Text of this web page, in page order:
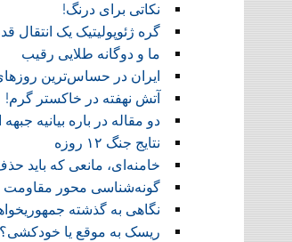
نکاتی برای درنگ!
گره ژئوپولیتیک یک انتقال
ما و دوگانه طلایی رقیب
ایران در حساس‌ترین
آتش نهفته در خاکستر گرم!
دو مقاله در باره بیانیه
نتایج جنگ ۱۲ روزه
خامنه‌ای، مانعی که باید
گونه‌شناسی محور مقاومت
نگاهی به گذشته
ریسک به موقع یا خودکشی؟